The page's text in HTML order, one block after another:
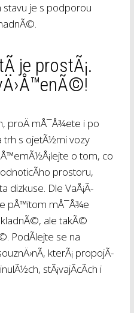
je s podporou
je prostÃ¡.
proÄ mÅ¯Å¾ete i po
trh s ojetÃ½mi vozy
o tom, co
prostoru,
dizkuse. Dle VaÅ¡Ã­
pÅ™itom mÅ¯Å¾e
ale takÃ©
PodÃ­lejte se na
kterÃ¡ propojÃ­
stÃ¡vajÃ­cÃ­ch i